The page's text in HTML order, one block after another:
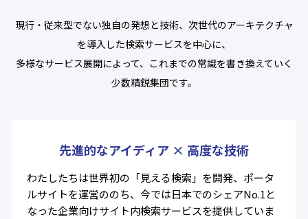
現行・従来型でない独自の発想と技術、次世代のアーキテクチャ
を導入した検索サービスを中心に、
多様なサービス展開によって、これまでの常識を書き換えていく
少数精鋭集団です。
先進的なアイディア × 高度な技術
わたしたちは世界初の「見える検索」を開発、ポータ
ルサイトを運営ののち、今では日本でのシェアNo.1と
なった企業向けサイト内検索サービスを提供していま